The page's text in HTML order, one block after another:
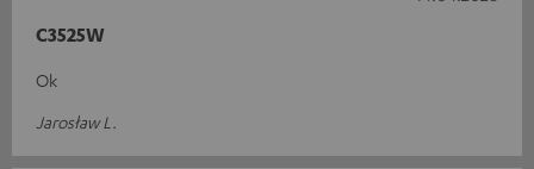
C3525W
Ok
Jarosław L.